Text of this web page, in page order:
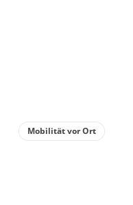
Mobilität vor Ort